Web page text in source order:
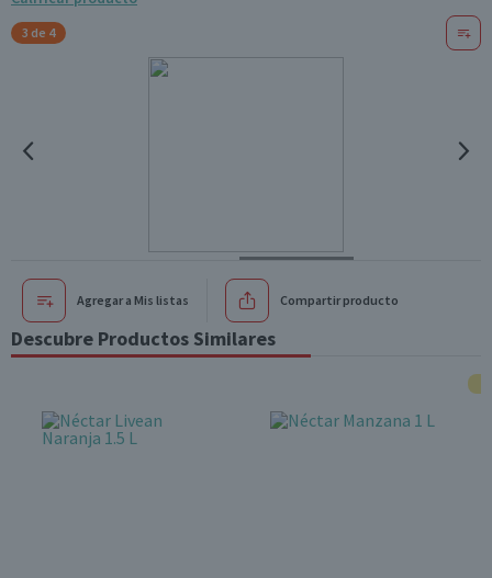
3 de 4
Agregar a Mis listas Compartir producto
Descubre Productos Similares